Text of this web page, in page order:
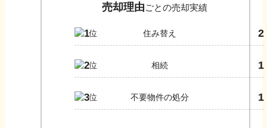
売却理由ごとの売却実績
1 住み替え 2
2 相続 1
3 不要物件の処分 1